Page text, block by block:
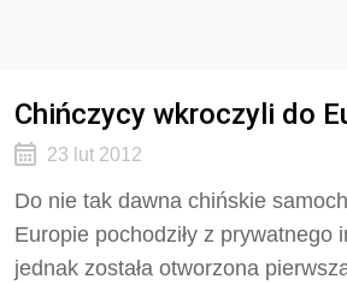
Chińczycy wkroczyli do
23 lut 2012
Do nie tak dawna chińskie
Europie pochodziły z prywatnego
jednak została otworzona